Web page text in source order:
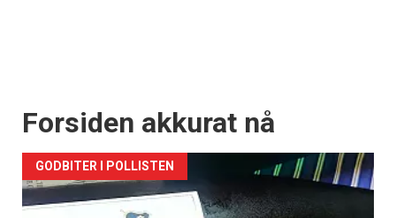
Forsiden akkurat nå
GODBITER I POLLISTEN